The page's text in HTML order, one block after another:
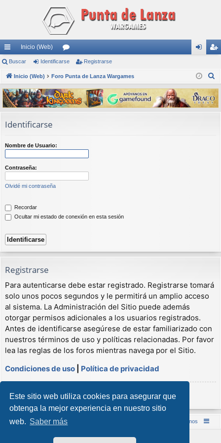
Este sitio web utiliza cookies para asegurar que
obtenga la mejor experiencia en nuestro sitio
web. Saber más
nl
ac
es
rá
pi
s
Inicio (Web)
or
os nti
fic
ar
ist
ra
rs
Buscar Identificarse Registrarse
Inicio (Web) Foro Punta de Lanza Wargames
s
c
Identificarse
Nombre de Usuario:
Contraseña:
Olvidé mi contraseña
Recordar
Ocultar mi estado de conexión en esta sesión
Registrarse
Para autenticarse debe estar registrado. Registrarse tomará
solo unos pocos segundos y le permitirá un amplio acceso
al sistema. La Administración del Sitio puede además
otorgar permisos adicionales a los usuarios registrados.
Antes de identificarse asegúrese de estar familiarizado con
nuestros términos de uso y políticas relacionadas. Por favor
lea las reglas de los foros mientras navega por el Sitio.
Condiciones de uso
Política de privacidad
Registrarse
Inicio (Web) Foro Punta de Lanza Wargames Contáctenos
Desarrollado porphpBB® Forum Software © phpBB Limited